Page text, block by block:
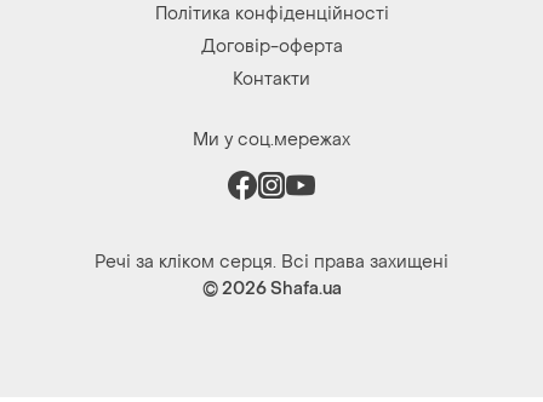
Політика конфіденційності
Договір-оферта
Контакти
Ми у соц.мережах
Речі за кліком серця. Всі права захищені
© 2026Shafa.ua